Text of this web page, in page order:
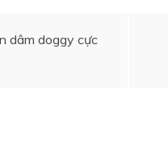
dâm doggy cực